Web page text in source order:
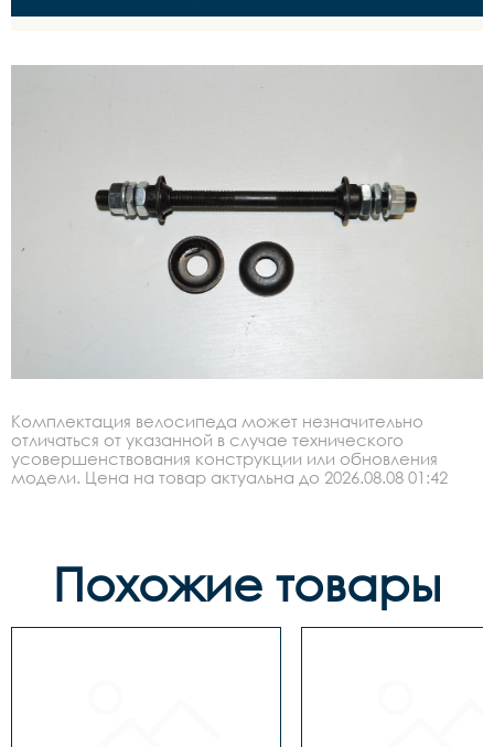
Комплектация велосипеда может незначительно
отличаться от указанной в случае технического
усовершенствования конструкции или обновления
модели. Цена на товар актуальна до 2026.08.08 01:42
Похожие товары